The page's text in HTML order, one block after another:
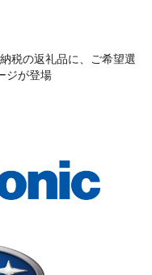
税の返礼品に、ご希望選
ジが登場